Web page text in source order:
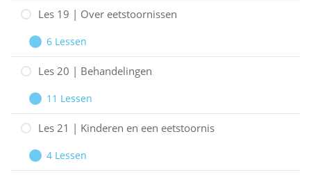
en
18
Privacy
gasten
Les 19 | Over eetstoornissen
Uitbreiden
Les
19
Over
eetstoornissen
6 Lessen
Les 20 | Behandelingen
Uitbreiden
Les
20
Behandelingen
11 Lessen
Les 21 | Kinderen en een eetstoornis
Uitbreiden
Les
4 Lessen